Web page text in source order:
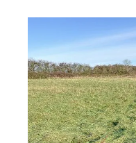
MAINNEVILLE 27
15496 m
Ref : 677513
Terrain à
195